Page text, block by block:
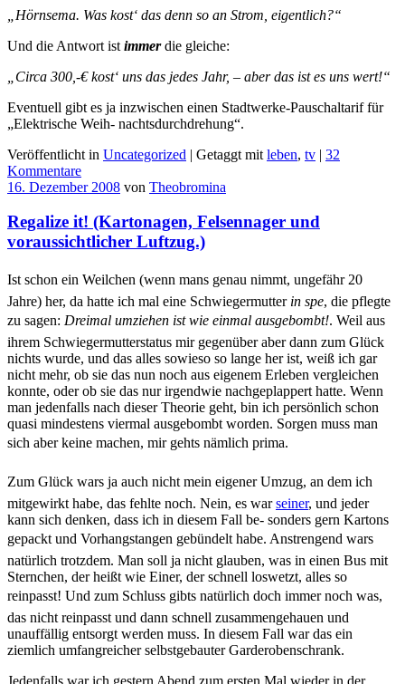
„Hörnsema. Was kost‘ das denn so an Strom, eigentlich?“
Und die Antwort ist immerdie gleiche:
„Circa 300,-€kost‘ uns das jedes Jahr, – aber das ist es uns wert!“
Eventuell gibt es ja inzwischen einen Stadtwerke-Pauschaltarif für
„Elektrische Weih- nachtsdurchdrehung“.
Veröffentlicht in Uncategorized | Getaggt mit leben, tv | 32
Kommentare
16. Dezember 2008 von Theobromina
Regalize it! (Kartonagen, Felsennager und
voraussichtlicher Luftzug.)
Ist schon ein Weilchen (wenn mans genau nimmt, ungefähr 20
Jahre) her, da hatte ich mal eine Schwiegermutter in spe, die pflegte
zu sagen: Dreimal umziehen ist wie einmal ausgebombt!. Weil aus
ihrem Schwiegermutterstatus mir gegenüber aber dann zum Glück
nichts wurde, und das alles sowieso so lange her ist, weiß ich gar
nicht mehr, ob sie das nun noch aus eigenem Erleben vergleichen
konnte, oder ob sie das nur irgendwie nachgeplappert hatte. Wenn
man jedenfalls nach dieser Theorie geht, bin ich persönlich schon
quasi mindestens viermal ausgebombt worden. Sorgen muss man
sich aber keine machen, mir gehts nämlich prima.
Zum Glück wars ja auch nicht mein eigener Umzug, an dem ich
mitgewirkt habe, das fehlte noch. Nein, es warseiner, und jeder
kann sich denken, dass ich in diesem Fall be- sonders gern Kartons
gepackt und Vorhangstangen gebündelt habe. Anstrengend wars
natürlich trotzdem. Man soll ja nicht glauben, was in einen Bus mit
Sternchen, der heißt wie Einer, der schnell loswetzt, alles so
reinpasst! Und zum Schluss gibts natürlich doch immer noch was,
das nicht reinpasst und dann schnell zusammengehauen und
unauffällig entsorgt werden muss. In diesem Fall war das ein
ziemlich umfangreicher selbstgebauter Garderobenschrank.
Jedenfalls war ich gestern Abend zum ersten Mal wieder in der